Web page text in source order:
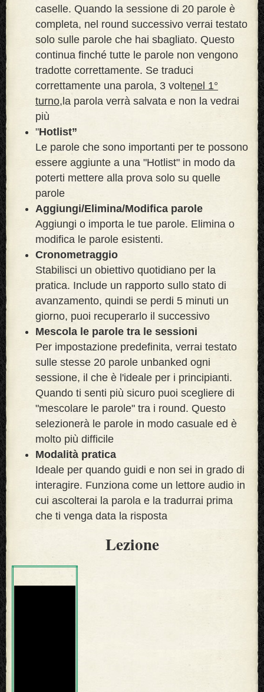
caselle. Quando la sessione di 20 parole è
completa, nel round successivo verrai testato
solo sulle parole che hai sbagliato. Questo
continua finché tutte le parole non vengono
tradotte correttamente. Se traduci
correttamente una parola, 3 voltenel 1°
turno,la parola verrà salvata e non la vedrai
più
"Hotlist”
Le parole che sono importanti per te possono
essere aggiunte a una "Hotlist" in modo da
poterti mettere alla prova solo su quelle
parole
Aggiungi/Elimina/Modifica parole
Aggiungi o importa le tue parole. Elimina o
modifica le parole esistenti.
Cronometraggio
Stabilisci un obiettivo quotidiano per la
pratica. Include un rapporto sullo stato di
avanzamento, quindi se perdi 5 minuti un
giorno, puoi recuperarlo il successivo
Mescola le parole tra le sessioni
Per impostazione predefinita, verrai testato
sulle stesse 20 parole unbanked ogni
sessione, il che è l'ideale per i principianti.
Quando ti senti più sicuro puoi scegliere di
"mescolare le parole" tra i round. Questo
selezionerà le parole in modo casuale ed è
molto più difficile
Modalità pratica
Ideale per quando guidi e non sei in grado di
interagire. Funziona come un lettore audio in
cui ascolterai la parola e la tradurrai prima
che ti venga data la risposta
Lezione